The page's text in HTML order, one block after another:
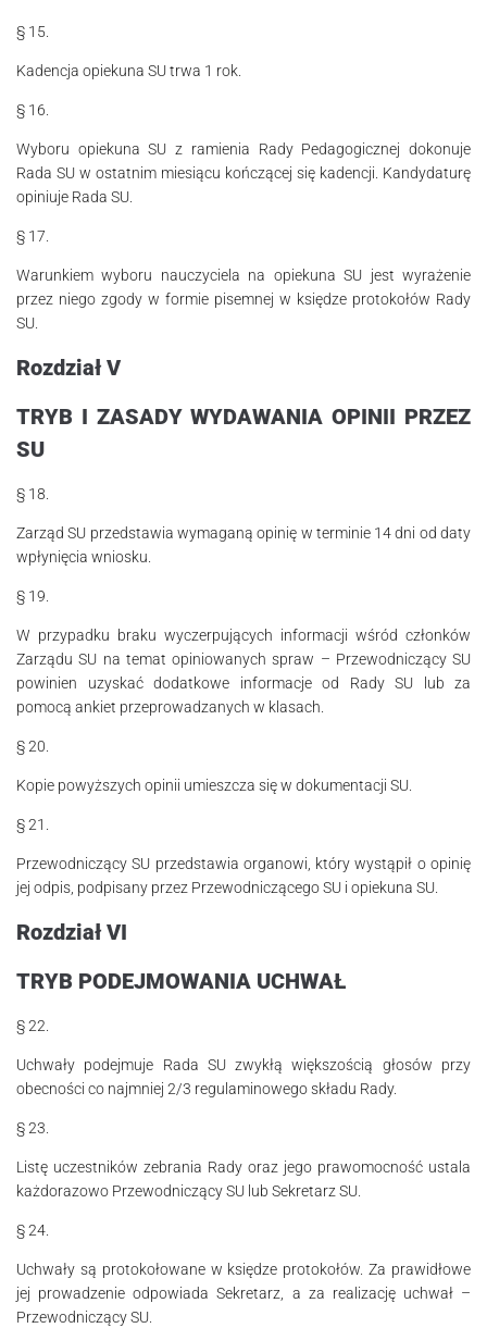
§ 15.
Kadencja opiekuna SU trwa 1 rok.
§ 16.
Wyboru opiekuna SU z ramienia Rady Pedagogicznej dokonuje
Rada SU w osta­tnim miesiącu kończącej się kadencji. Kandydaturę
opiniuje Rada SU.
§ 17.
Warunkiem wyboru nauczyciela na opiekuna SU jest wyrażenie
przez niego zgo­­dy w formie pisemnej w księdze protokołów Rady
SU.
Rozdział V
TRYB I ZASADY WYDAWANIA OPINII PRZEZ
SU
§ 18.
Zarząd SU przedstawia wymaganą opinię w terminie 14 dni od daty
wpłynięcia wniosku.
§ 19.
W przypadku braku wyczerpujących informacji wśród członków
Zarządu SU na temat opiniowanych spraw – Przewodniczący SU
powinien uzyskać dodatkowe informacje od Rady SU lub za
pomocą ankiet przeprowadzanych w klasach.
§ 20.
Kopie powyższych opinii umieszcza się w dokumentacji SU.
§ 21.
Przewodniczący SU przedstawia organowi, który wystąpił o opinię
jej odpis, podpisany przez Przewodniczącego SU i opiekuna SU.
Rozdział VI
TRYB PODEJMOWANIA UCHWAŁ
§ 22.
Uchwały podejmuje Rada SU zwykłą większością głosów przy
obecności co najmniej 2/3 regulaminowego składu Rady.
§ 23.
Listę uczestników zebrania Rady oraz jego prawomocność ustala
każdorazowo Prze­wodni­czący SU lub Sekretarz SU.
§ 24.
Uchwały są protokołowane w księdze protokołów. Za prawidłowe
jej prowa­dzenie odpowiada Sekretarz, a za realizację uchwał –
Przewodniczący SU.